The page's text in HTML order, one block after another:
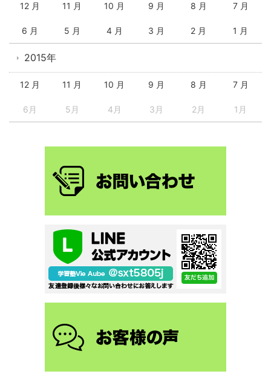
12 月 11 月 10 月 9 月 8 月 7 月
6 月 5 月 4 月 3 月 2 月 1 月
2015年
12 月 11 月 10 月 9 月 8 月 7 月
6月 5月 4月 3月 2月 1月